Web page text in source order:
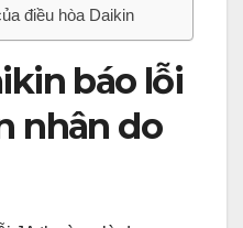
điều hòa Daikin
báo lỗi
nhân do